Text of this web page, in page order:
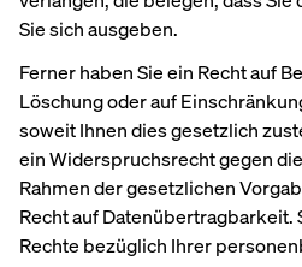
Sie sich ausgeben.
Ferner haben Sie ein Recht auf
Löschung oder auf
soweit Ihnen dies gesetzlich
ein Widerspruchsrecht gegen
Rahmen der gesetzlichen
Recht auf Datenübertragbarkeit.
Rechte bezüglich Ihrer